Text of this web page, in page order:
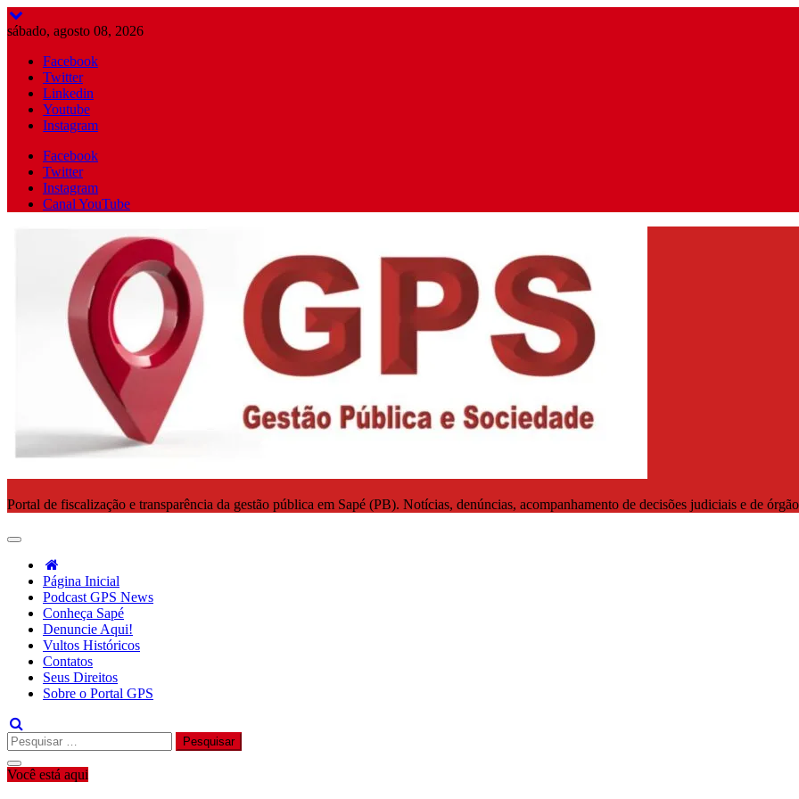
Skip
to
sábado, agosto 08, 2026
Facebook
Twitter
Linkedin
Youtube
Instagram
Facebook
Twitter
Instagram
Canal YouTube
Portal de fiscalização e transparência da gestão pública em Sapé (PB). Notícias, denúncias, acompanhamento de decisões judiciais e de
Página Inicial
Podcast GPS News
Conheça Sapé
Denuncie Aqui!
Vultos Históricos
Contatos
Seus Direitos
Sobre o Portal GPS
Pesquisar
por:
Você está aqui